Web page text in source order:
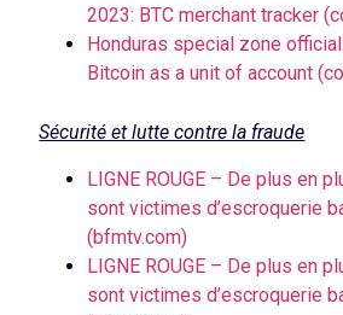
2023: BTC merchant tracker
Honduras special zone
Bitcoin as a unit of account
Sécurité et lutte contre la fraude
LIGNE ROUGE – De plus en
sont victimes d’escroquerie
(bfmtv.com)
LIGNE ROUGE – De plus en
sont victimes d’escroquerie